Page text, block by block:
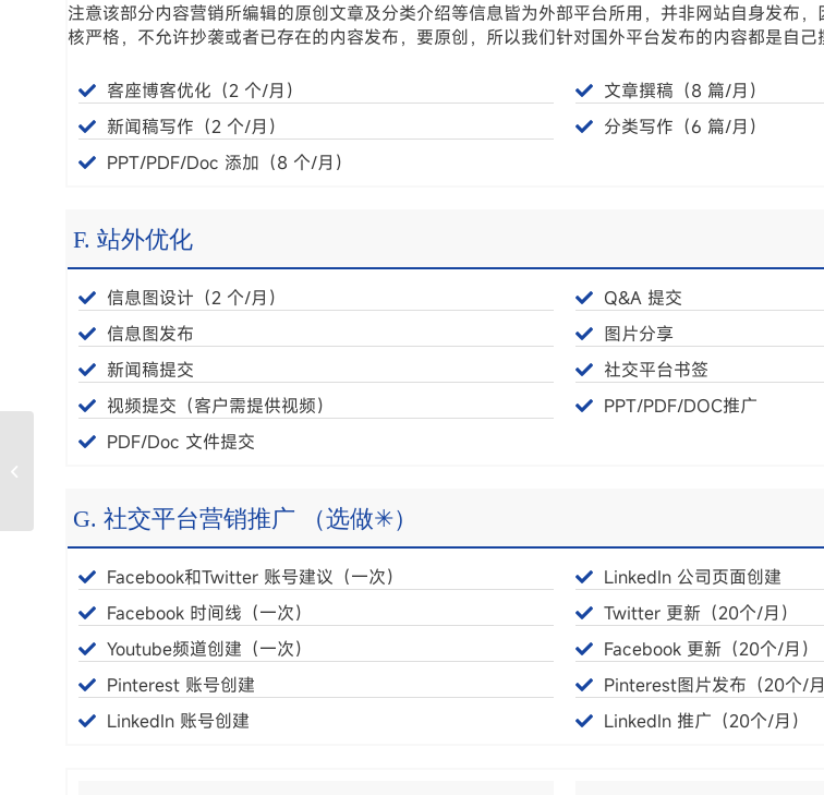
注意该部分内容营销所编辑的原创文章及分类介绍等信息皆为外部平台所用，并非网站自身发布
核严格，不允许抄袭或者已存在的内容发布，要原创，所以我们针对国外平台发布的内容都是自己
客座博客优化（2 个/月）
新闻稿写作（2 个/月）
PPT/PDF/Doc 添加（8 个/月）
文章撰稿（8 篇/月）
分类写作（6 篇/月）
F. 站外优化
信息图设计（2 个/月）
信息图发布
新闻稿提交
视频提交（客户需提供视频）
PDF/Doc 文件提交
Q&A 提交
图片分享
社交平台书签
PPT/PDF/DOC推广
G. 社交平台营销推广 （选做✳）
Facebook和Twitter 账号建议（一次）
Facebook 时间线（一次）
Youtube频道创建（一次）
Pinterest 账号创建
LinkedIn 账号创建
LinkedIn 公司页面创建
Twitter 更新（20个/月）
Facebook 更新（20个/月）
Pinterest图片发布（20个/月
LinkedIn 推广（20个/月）